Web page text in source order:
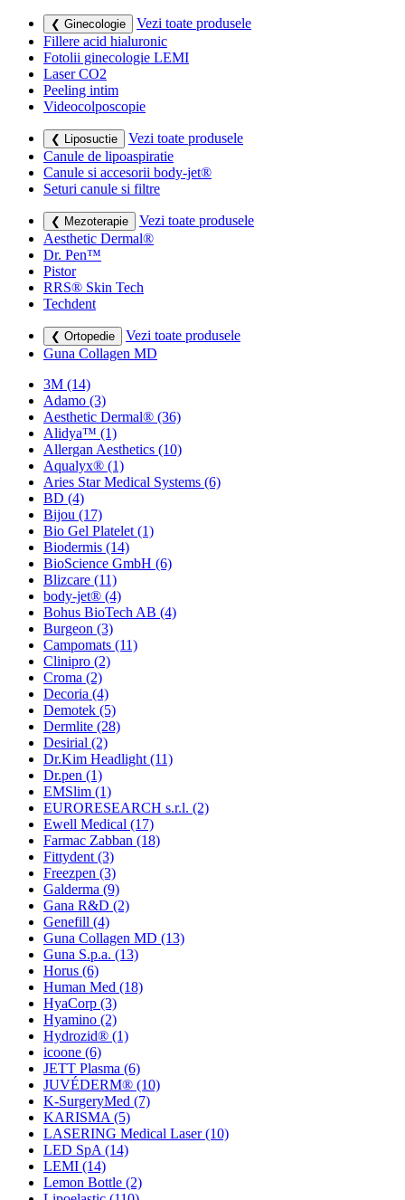
❮ Ginecologie
Vezi toate produsele
Fillere acid hialuronic
Fotolii ginecologie LEMI
Laser CO2
Peeling intim
Videocolposcopie
❮ Liposuctie
Vezi toate produsele
Canule de lipoaspiratie
Canule si accesorii body-jet®
Seturi canule si filtre
❮ Mezoterapie
Vezi toate produsele
Aesthetic Dermal®
Dr. Pen™
Pistor
RRS® Skin Tech
Techdent
❮ Ortopedie
Vezi toate produsele
Guna Collagen MD
3M (14)
Adamo (3)
Aesthetic Dermal® (36)
Alidya™ (1)
Allergan Aesthetics (10)
Aqualyx® (1)
Aries Star Medical Systems (6)
BD (4)
Bijou (17)
Bio Gel Platelet (1)
Biodermis (14)
BioScience GmbH (6)
Blizcare (11)
body-jet® (4)
Bohus BioTech AB (4)
Burgeon (3)
Campomats (11)
Clinipro (2)
Croma (2)
Decoria (4)
Demotek (5)
Dermlite (28)
Desirial (2)
Dr.Kim Headlight (11)
Dr.pen (1)
EMSlim (1)
EURORESEARCH s.r.l. (2)
Ewell Medical (17)
Farmac Zabban (18)
Fittydent (3)
Freezpen (3)
Galderma (9)
Gana R&D (2)
Genefill (4)
Guna Collagen MD (13)
Guna S.p.a. (13)
Horus (6)
Human Med (18)
HyaCorp (3)
Hyamino (2)
Hydrozid® (1)
icoone (6)
JETT Plasma (6)
JUVÉDERM® (10)
K-SurgeryMed (7)
KARISMA (5)
LASERING Medical Laser(10)
LED SpA (14)
LEMI (14)
Lemon Bottle (2)